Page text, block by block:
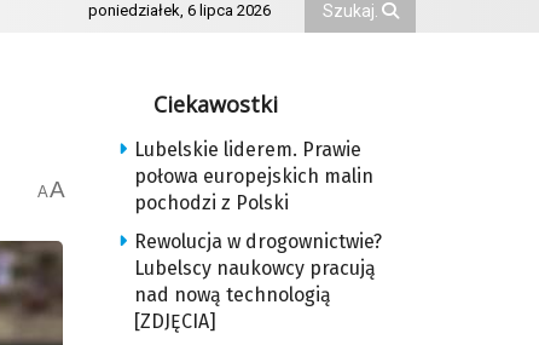
poniedziałek, 6 lipca 2026
AA
Ciekawostki
Lubelskie liderem. Prawie
połowa europejskich malin
pochodzi z Polski
Rewolucja w drogownictwie?
Lubelscy naukowcy pracują
nad nową technologią
[ZDJĘCIA]